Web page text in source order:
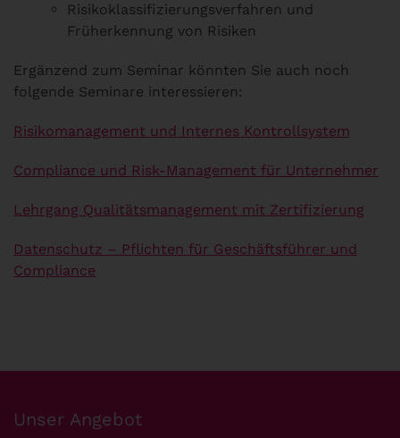
Risikoklassifizierungsverfahren und
Früherkennung von Risiken
Ergänzend zum Seminar könnten Sie auch noch
folgende Seminare interessieren:
Risikomanagement und Internes Kontrollsystem
Compliance und Risk-Management für Unternehmer
Lehrgang Qualitätsmanagement mit Zertifizierung
Datenschutz – Pflichten für Geschäftsführer und
Compliance
Unser Angebot